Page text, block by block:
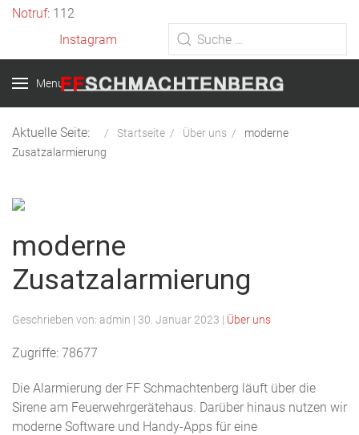
Notruf: 112
Instagram
Type 2 or more characters for
results.
Menu
Aktuelle Seite: Startseite Über uns
moderne
Zusatzalarmierung
moderne
Zusatzalarmierung
Geschrieben von: admin | 30. Januar 2023 | Über uns
Zugriffe: 78677
Die Alarmierung der FF Schmachtenberg läuft über die
Sirene am Feuerwehrgerätehaus. Darüber hinaus nutzen wir
moderne Software und Handy-Apps für eine
Jahr
Monat
JahrMonat